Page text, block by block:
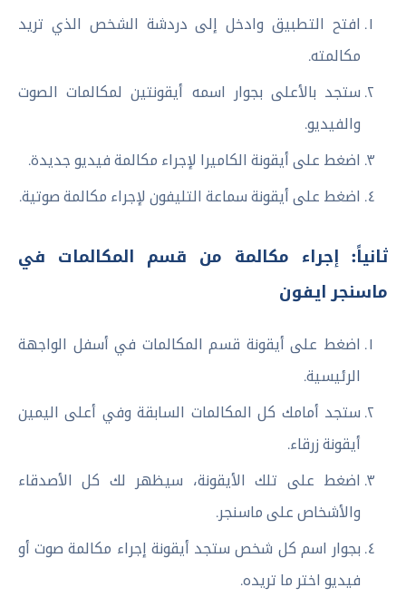
افتح التطبيق وادخل إلى دردشة الشخص الذي تريد
مكالمته.
ستجد بالأعلى بجوار اسمه أيقونتين لمكالمات الصوت
والفيديو.
اضغط على أيقونة الكاميرا لإجراء مكالمة فيديو جديدة.
اضغط على أيقونة سماعة التليفون لإجراء مكالمة صوتية.
ثانياً: إجراء مكالمة من قسم المكالمات في
ماسنجر ايفون
اضغط على أيقونة قسم المكالمات في أسفل الواجهة
الرئيسية.
ستجد أمامك كل المكالمات السابقة وفي أعلى اليمين
أيقونة زرقاء.
اضغط على تلك الأيقونة، سيظهر لك كل الأصدقاء
والأشخاص على ماسنجر.
بجوار اسم كل شخص ستجد أيقونة إجراء مكالمة صوت أو
فيديو اختر ما تريده.